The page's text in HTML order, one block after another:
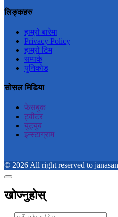
लिङ्कहरु
हाम्रो बारेमा
Privacy Policy
हाम्रो टिम
सम्पर्क
युनिकोड
सोसल मिडिया
फेसबुक
ट्वीटर
युट्युब
इन्स्टाग्राम
© 2026 All right reserved to
खोज्नुहोस्